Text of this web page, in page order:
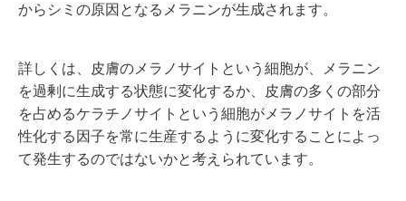
からシミの原因となるメラニンが生成されます。
詳しくは、皮膚のメラノサイトという細胞が、メラニン
を過剰に生成する状態に変化するか、皮膚の多くの部分
を占めるケラチノサイトという細胞がメラノサイトを活
性化する因子を常に生産するように変化することによっ
て発生するのではないかと考えられています。